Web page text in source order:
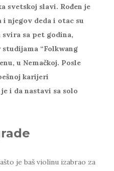
svetskoj slavi. Rođen je
i njegov deda i otac su
sa pet godina,
“Folkwang
u Nemačkoj. Posle
karijeri
i da nastavi sa solo
je baš violinu izabrao za